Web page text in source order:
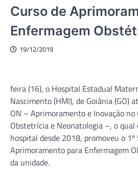
Curso de
Enfermagem
19/12/2019
feira (16), o Hospital Estadual
Nascimento (HMI), de Goiânia (GO)
ON – Aprimoramento e Inovação no
Obstetrícia e Neonatologia –, o qual
hospital desde 2018, promoveu o
Aprimoramento para Enfermagem
da unidade.